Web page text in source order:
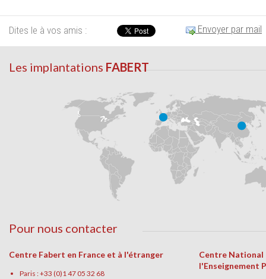
Dites le à vos amis : Envoyer par mail
Les implantations FABERT
Pour nous contacter
Centre Fabert en France et à l'étranger
Paris : +33 (0)1 47 05 32 68
Centre National
l'Enseignement